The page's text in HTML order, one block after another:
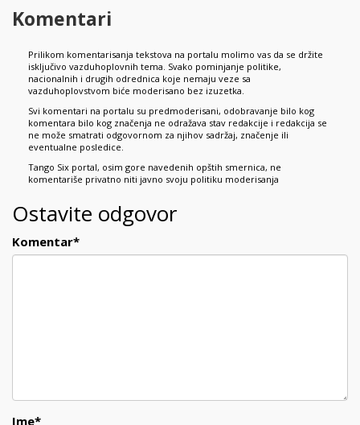
Komentari
Prilikom komentarisanja tekstova na portalu molimo vas da se držite
isključivo vazduhoplovnih tema. Svako pominjanje politike,
nacionalnih i drugih odrednica koje nemaju veze sa
vazduhoplovstvom biće moderisano bez izuzetka.
Svi komentari na portalu su predmoderisani, odobravanje bilo kog
komentara bilo kog značenja ne odražava stav redakcije i redakcija se
ne može smatrati odgovornom za njihov sadržaj, značenje ili
eventualne posledice.
Tango Six portal, osim gore navedenih opštih smernica, ne
komentariše privatno niti javno svoju politiku moderisanja
Ostavite odgovor
Komentar*
Ime*